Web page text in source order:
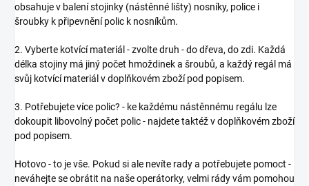
obsahuje v balení stojinky (nástěnné lišty) nosníky, police i
šroubky k připevnění polic k nosníkům.
2. Vyberte kotvící materiál - zvolte druh - do dřeva, do zdi. Každá
délka stojiny má jiný počet hmoždinek a šroubů, a každý regál má
svůj kotvící materiál v doplňkovém zboží pod popisem.
3. Potřebujete více polic? - ke každému nástěnnému regálu lze
dokoupit libovolný počet polic - najdete taktéž v doplňkovém zboží
pod popisem.
Hotovo - to je vše. Pokud si ale nevíte rady a potřebujete pomoct -
neváhejte se obrátit na naše operátorky, velmi rády vám pomohou